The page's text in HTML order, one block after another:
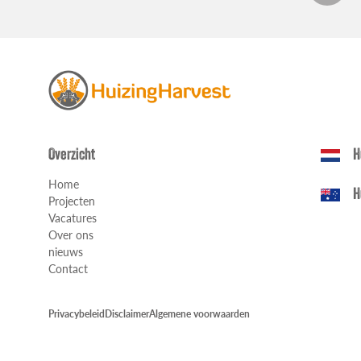
Overzicht
Home
Projecten
Vacatures
Over ons
nieuws
Contact
Privacybeleid DisclaimerAlgemene voorwaarden